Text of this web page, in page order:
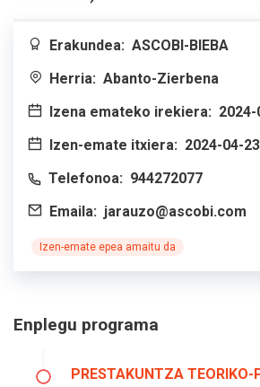
Erakundea: ASCOBI-BIEBA
Herria: Abanto-Zierbena
Izena emateko irekiera:
Izen-emate itxiera: 2024-04-23
Telefonoa: 944272077
Emaila: jarauzo@ascobi.com
Izen-emate epea amaitu da
Enplegu programa
PRESTAKUNTZA TEORIKO-